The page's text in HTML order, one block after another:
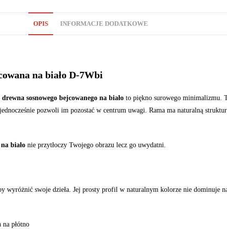
OPIS INFORMACJE DODATKOWE
na biało D-7Wbi
drewna sosnowego bejcowanego na biało to piękno surowego minimalizmu.
pozwoli im pozostać w centrum uwagi. Rama ma naturalną
biało nie przytłoczy Twojego obrazu lecz go uwydatni.
wyróżnić swoje dzieła. Jej prosty profil w naturalnym kolorze nie dominuje
płótno